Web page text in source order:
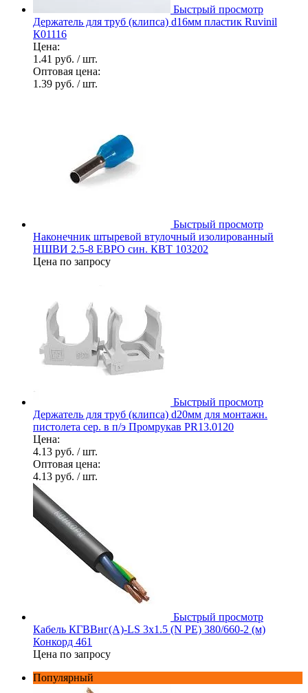
Быстрый просмотр
Держатель для труб (клипса) d16мм пластик Ruvinil
К01116
Цена:
1.41 руб. / шт.
Оптовая цена:
1.39 руб. / шт.
Быстрый просмотр
Наконечник штыревой втулочный изолированный
НШВИ 2.5-8 ЕВРО син. КВТ 103202
Цена по запросу
Быстрый просмотр
Держатель для труб (клипса) d20мм для монтажн.
пистолета сер. в п/э Промрукав PR13.0120
Цена:
4.13 руб. / шт.
Оптовая цена:
4.13 руб. / шт.
Быстрый просмотр
Кабель КГВВнг(А)-LS 3х1.5 (N PE) 380/660-2 (м)
Конкорд 461
Цена по запросу
Популярный